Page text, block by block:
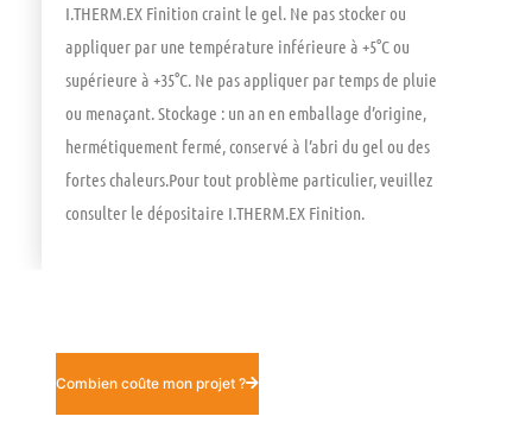
I.THERM.EX Finition craint le gel. Ne pas stocker ou
appliquer par une température inférieure à +5°C ou
supérieure à +35°C. Ne pas appliquer par temps de pluie
ou menaçant. Stockage : un an en emballage d’origine,
hermétiquement fermé, conservé à l’abri du gel ou des
fortes chaleurs.Pour tout problème particulier, veuillez
consulter le dépositaire I.THERM.EX Finition.
Combien coûte mon projet ?